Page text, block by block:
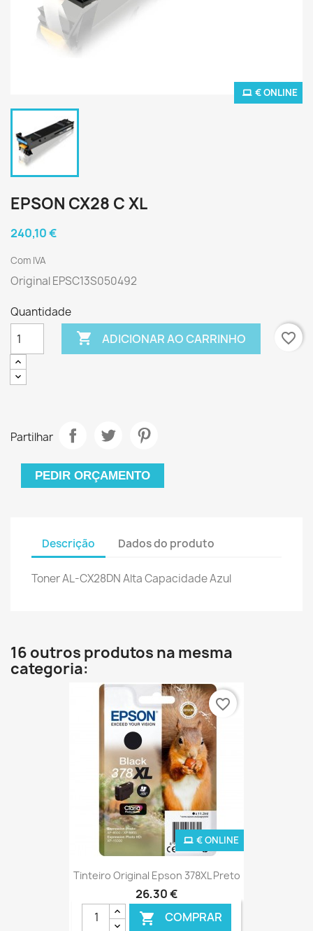
€ ONLINE
EPSON CX28 C XL
240,10 €
Com IVA
Original EPSC13S050492
Quantidade
 ADICIONAR AO CARRINHO favorite_border
Partilhar
PEDIR ORÇAMENTO
Descrição Dados do produto
Toner AL-CX28DN Alta Capacidade Azul
16 outros produtos na mesma
categoria:
Tinteiro Original Epson 378XL Preto
26,30 €
 COMPRAR
€ ONLINE
favorite_border